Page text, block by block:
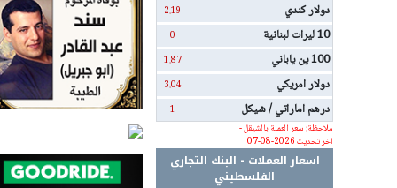
دولار كندي 2.19
10 ليرات لبنانية 0
100 ين ياباني 1.87
دولار امريكي 3.04
درهم اماراتي / شيكل
1
ملاحظة: سعر العملة بالشيقل -
اخر تحديث 2026-08-07
اسعار العملات - البنك التجاري
الفلسطيني